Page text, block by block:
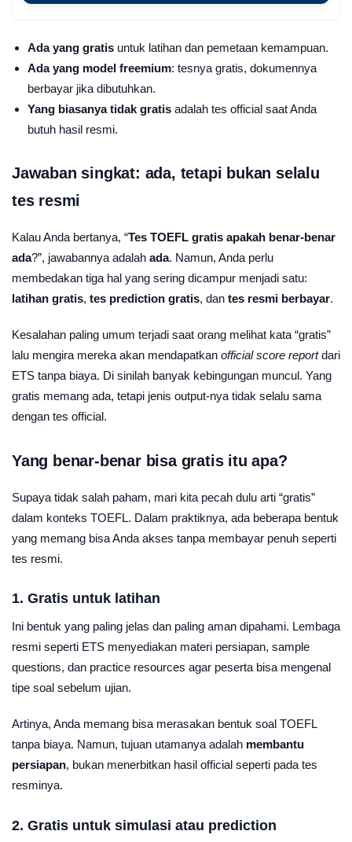
Ada yang gratis untuk latihan dan pemetaan kemampuan.
Ada yang model freemium: tesnya gratis, dokumennya
berbayar jika dibutuhkan.
Yang biasanya tidak gratis adalah tes official saat Anda
butuh hasil resmi.
Jawaban singkat: ada, tetapi bukan selalu
tes resmi
Kalau Anda bertanya, “Tes TOEFL gratis apakah benar-benar
ada?”, jawabannya adalah ada. Namun, Anda perlu
membedakan tiga hal yang sering dicampur menjadi satu:
latihan gratis, tes prediction gratis, dan tes resmi berbayar.
Kesalahan paling umum terjadi saat orang melihat kata “gratis”
lalu mengira mereka akan mendapatkan official score reportdari
ETS tanpa biaya. Di sinilah banyak kebingungan muncul. Yang
gratis memang ada, tetapi jenis output-nya tidak selalu sama
dengan tes official.
Yang benar-benar bisa gratis itu apa?
Supaya tidak salah paham, mari kita pecah dulu arti “gratis”
dalam konteks TOEFL. Dalam praktiknya, ada beberapa bentuk
yang memang bisa Anda akses tanpa membayar penuh seperti
tes resmi.
1. Gratis untuk latihan
Ini bentuk yang paling jelas dan paling aman dipahami. Lembaga
resmi seperti ETS menyediakan materi persiapan, sample
questions, dan practice resources agar peserta bisa mengenal
tipe soal sebelum ujian.
Artinya, Anda memang bisa merasakan bentuk soal TOEFL
tanpa biaya. Namun, tujuan utamanya adalah membantu
persiapan, bukan menerbitkan hasil official seperti pada tes
resminya.
2. Gratis untuk simulasi atau prediction